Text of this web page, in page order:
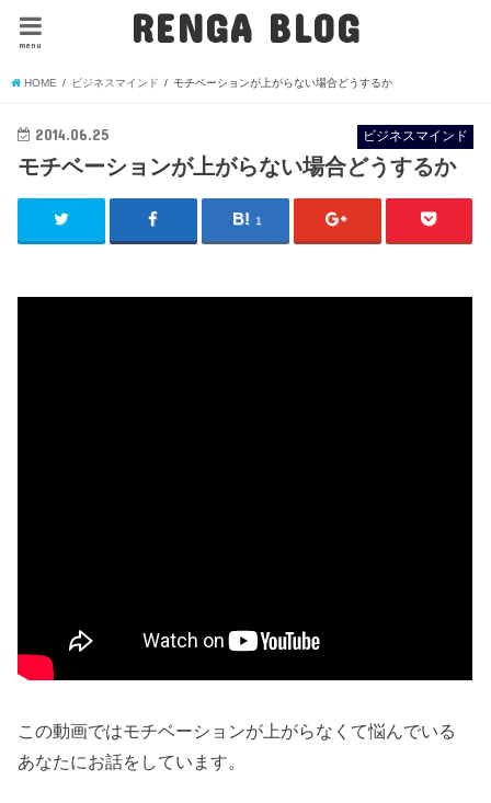
RENGA BLOG
menu
HOME ビジネスマインド モチベーションが上がらない場合どうするか
ビジネスマインド
2014.06.25
モチベーションが上がらない場合どうするか
1
この動画ではモチベーションが上がらなくて悩んでいる
あなたにお話をしています。